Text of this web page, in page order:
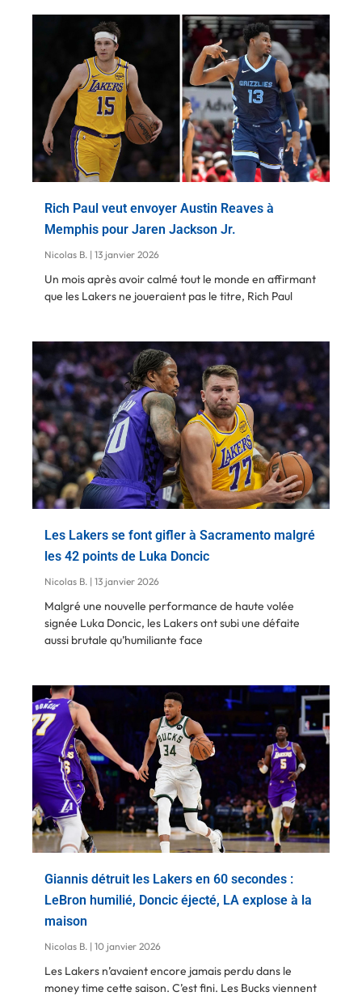
Rich Paul veut envoyer Austin Reaves à
Memphis pour Jaren Jackson Jr.
Nicolas B. 13 janvier 2026
Un mois après avoir calmé tout le monde en affirmant
que les Lakers ne joueraient pas le titre, Rich Paul
Les Lakers se font gifler à Sacramento malgré
les 42 points de Luka Doncic
Nicolas B. 13 janvier 2026
Malgré une nouvelle performance de haute volée
signée Luka Doncic, les Lakers ont subi une défaite
aussi brutale qu’humiliante face
Giannis détruit les Lakers en 60 secondes :
LeBron humilié, Doncic éjecté, LA explose à la
maison
Nicolas B. 10 janvier 2026
Les Lakers n’avaient encore jamais perdu dans le
money time cette saison. C’est fini. Les Bucks viennent